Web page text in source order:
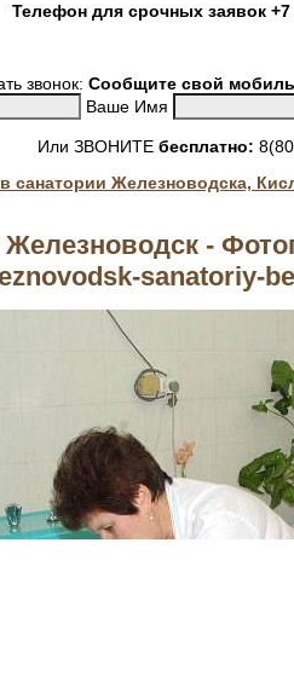
Телефон для срочных заявок +7
звонок: Сообщите свой
Ваше Имя
Или ЗВОНИТЕ бесплатно:
санатории Железноводска,
-
sanatoriy-